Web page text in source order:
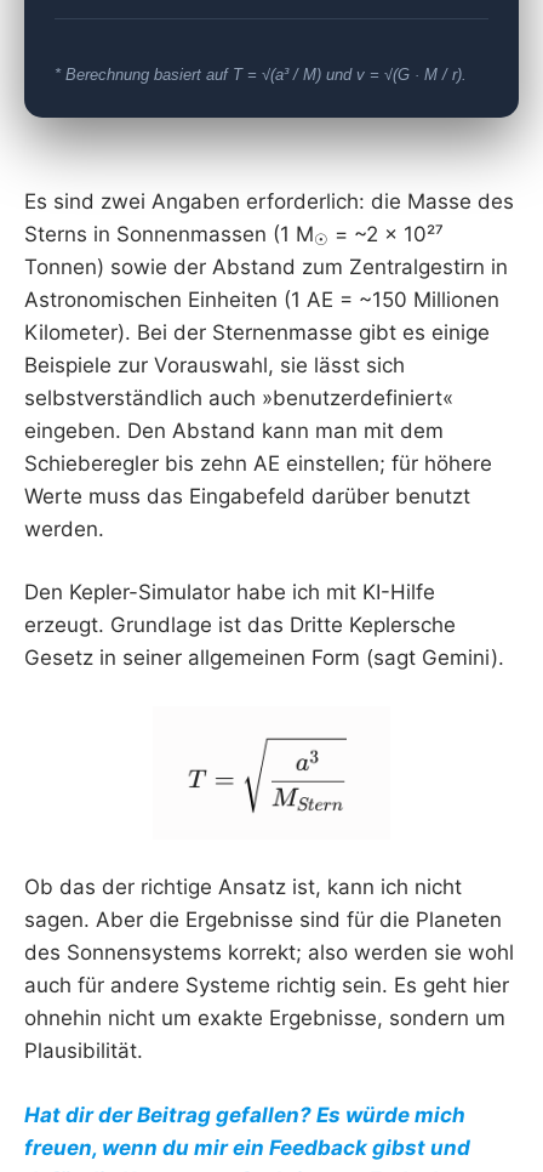
* Berechnung basiert auf T = √(a³ / M) und v = √(G · M / r).
Es sind zwei Angaben erforderlich: die Masse des
Sterns in Sonnenmassen (1 M☉ = ~2 × 10²⁷
Tonnen) sowie der Abstand zum Zentralgestirn in
Astronomischen Einheiten (1 AE = ~150 Millionen
Kilometer). Bei der Sternenmasse gibt es einige
Beispiele zur Vorauswahl, sie lässt sich
selbstverständlich auch »benutzerdefiniert«
eingeben. Den Abstand kann man mit dem
Schieberegler bis zehn AE einstellen; für höhere
Werte muss das Eingabefeld darüber benutzt
werden.
Den Kepler-Simulator habe ich mit KI-Hilfe
erzeugt. Grundlage ist das Dritte Keplersche
Gesetz in seiner allgemeinen Form (sagt Gemini).
Ob das der richtige Ansatz ist, kann ich nicht
sagen. Aber die Ergebnisse sind für die Planeten
des Sonnensystems korrekt; also werden sie wohl
auch für andere Systeme richtig sein. Es geht hier
ohnehin nicht um exakte Ergebnisse, sondern um
Plausibilität.
Hat dir der Beitrag gefallen? Es würde mich
freuen, wenn du mir ein Feedback gibst und